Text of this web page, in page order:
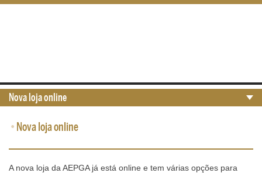
• Nova loja online
A nova loja da AEPGA já está online e tem várias opções para
Nova loja online